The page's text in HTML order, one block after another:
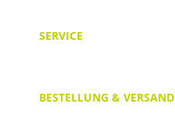
SERVICE
BESTELLUNG & VERSAND